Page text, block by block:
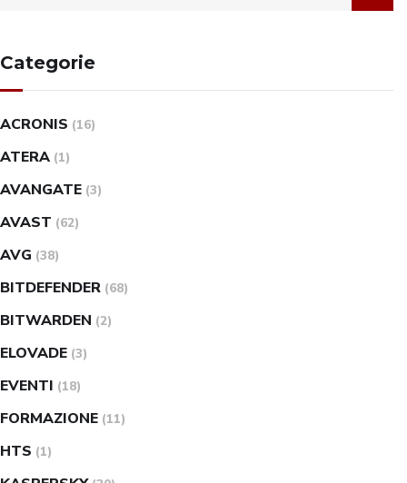
Categorie
ACRONIS (16)
ATERA (1)
AVANGATE (3)
AVAST (62)
AVG (38)
BITDEFENDER (68)
BITWARDEN (2)
ELOVADE (3)
EVENTI (18)
FORMAZIONE (11)
HTS (1)